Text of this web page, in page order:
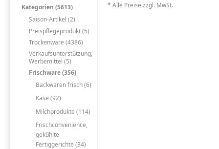
Kategorien (5613)
Saison-Artikel (2)
Preispflegeprodukt (5)
Trockenware (4386)
Verkaufsunterstützung,
Werbemittel (5)
Frischware (356)
Backwaren frisch (6)
Käse (92)
Milchprodukte (114)
Frischconvenience,
gekühlte
Fertiggerichte (34)
* Alle Preise zzgl. MwSt.